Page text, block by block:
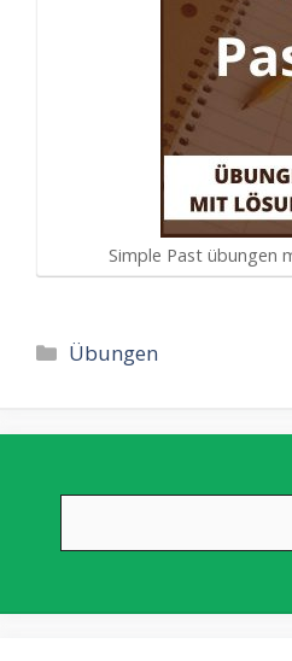
Simple Past übungen
Kategorien
Übungen